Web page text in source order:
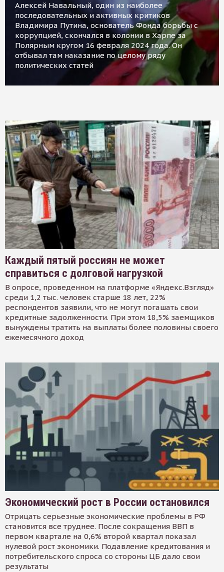
Алексей Навальный, один из наиболее
последовательных и активных критиков
Владимира Путина, основатель Фонда борьбы с
коррупцией, скончался в колонии в Харпе за
Полярным кругом 16 февраля 2024 года. Он
отбывал там наказание по целому ряду
политических статей
Каждый пятый россиян не может
справиться с долговой нагрузкой
В опросе, проведенном на платформе «Яндекс.Взгляд»
среди 1,2 тыс. человек старше 18 лет, 22%
респондентов заявили, что не могут погашать свои
кредитные задолженности. При этом 18,5% заемщиков
вынуждены тратить на выплаты более половины своего
ежемесячного доход
Экономический рост в России остановился
Отрицать серьезные экономические проблемы в РФ
становится все труднее. После сокращения ВВП в
первом квартале на 0,6% второй квартал показал
нулевой рост экономики. Подавление кредитования и
потребительского спроса со стороны ЦБ дало свои
результаты